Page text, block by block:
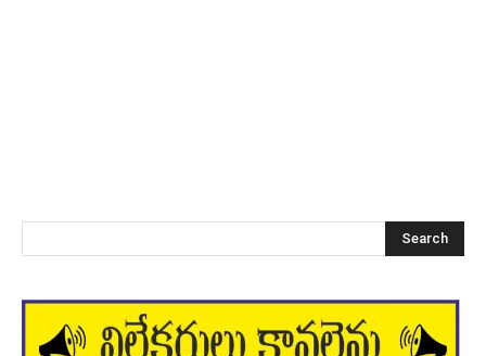
Search